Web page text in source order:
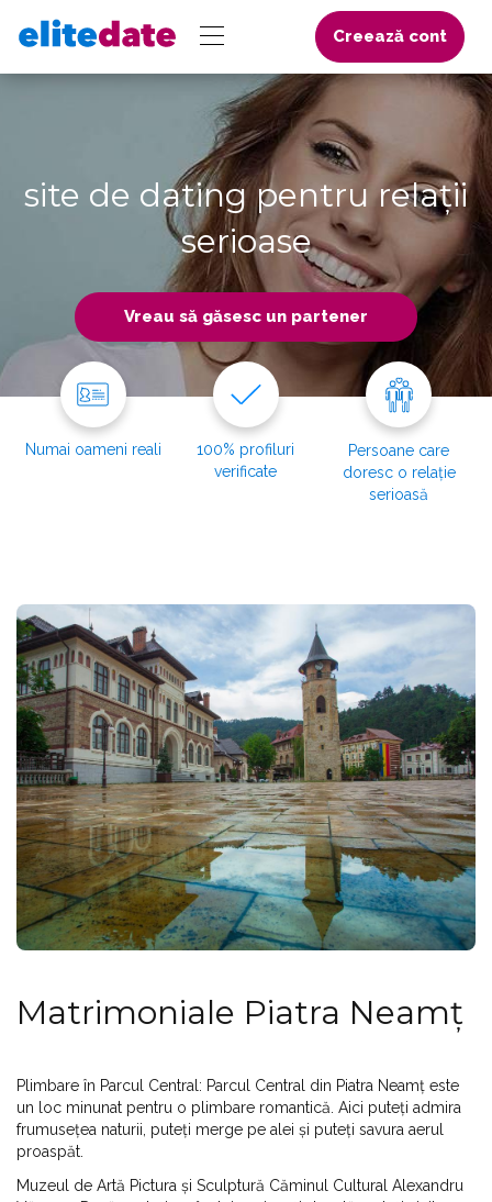
Creează cont
site de dating pentru relații
serioase
Vreau să găsesc un partener
Numai oameni reali
100% profiluri
verificate
Persoane care
doresc o relație
serioasă
Matrimoniale Piatra Neamț
Plimbare în Parcul Central: Parcul Central din Piatra Neamț este
un loc minunat pentru o plimbare romantică. Aici puteți admira
frumusețea naturii, puteți merge pe alei și puteți savura aerul
proaspăt.
Muzeul de Artă Pictura și Sculptură Căminul Cultural Alexandru